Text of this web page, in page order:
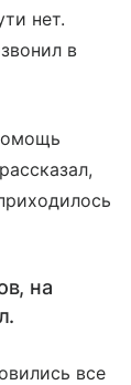
нет.
в
на
все